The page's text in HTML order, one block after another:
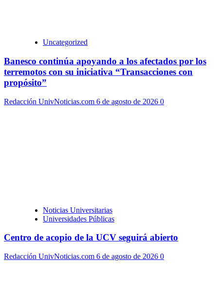
Uncategorized
Banesco continúa apoyando a los afectados por los
terremotos con su iniciativa “Transacciones con
propósito”
Redacción UnivNoticias.com 6 de agosto de 2026 0
Noticias Universitarias
Universidades Públicas
Centro de acopio de la UCV seguirá abierto
Redacción UnivNoticias.com 6 de agosto de 2026 0